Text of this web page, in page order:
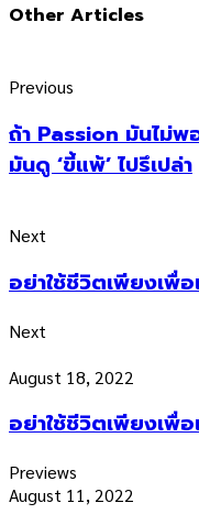
Other Articles
Previous
ถ้า Passion มันไม่
มันดู ‘ขี้แพ้’ ไปรึเปล่า
Next
อย่าใช้ชีวิตเพียงเพื่
Next
August 18, 2022
อย่าใช้ชีวิตเพียงเพื่
Previews
August 11, 2022